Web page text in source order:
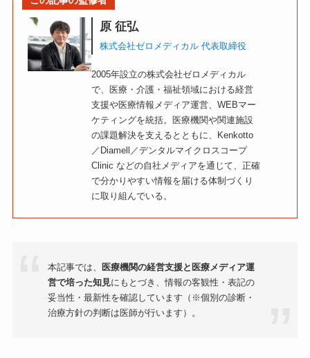
原 征弘
株式会社ゼロメディカル 代表取締役
2005年設立の株式会社ゼロメディカル
で、医療・介護・福祉領域における経営
支援や医療情報メディア運営、WEBマー
ケティングを統括。医療機関や関連施設
の課題解決を支えるとともに、Kenkotto
／Diamell／デンタルマイクロスコープ
Clinic などの自社メディアを通じて、正確
で分かりやすい情報を届ける体制づくり
に取り組んでいる。
本記事では、
医療機関の経営支援と医療メディア運
営で培った知見にもとづき、情報の客観性・表記の
妥当性・最新性を確認しています（※個別の診断・
治療方針の判断は医師が行います）。